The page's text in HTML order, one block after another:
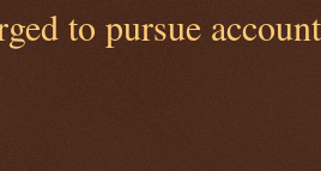
to pursue